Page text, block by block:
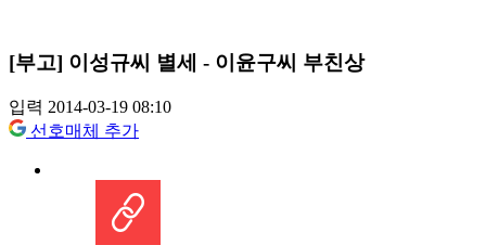
[부고] 이성규씨 별세 - 이윤구씨 부친상
입력 2014-03-19 08:10
선호매체 추가